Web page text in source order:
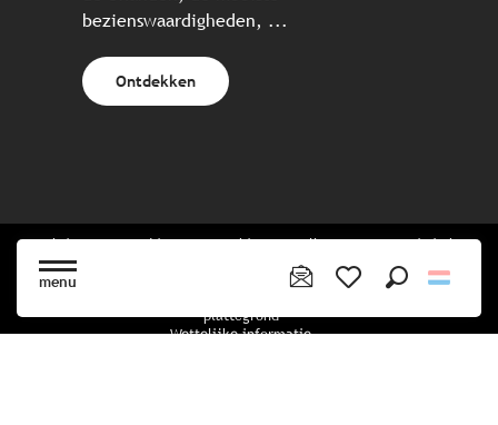
menu
bezienswaardigheden, ...
Ontdekken
Website gecreëerd in samenwerking met alle Bretonse toeristische
plattegrond
Wettelijke informatie